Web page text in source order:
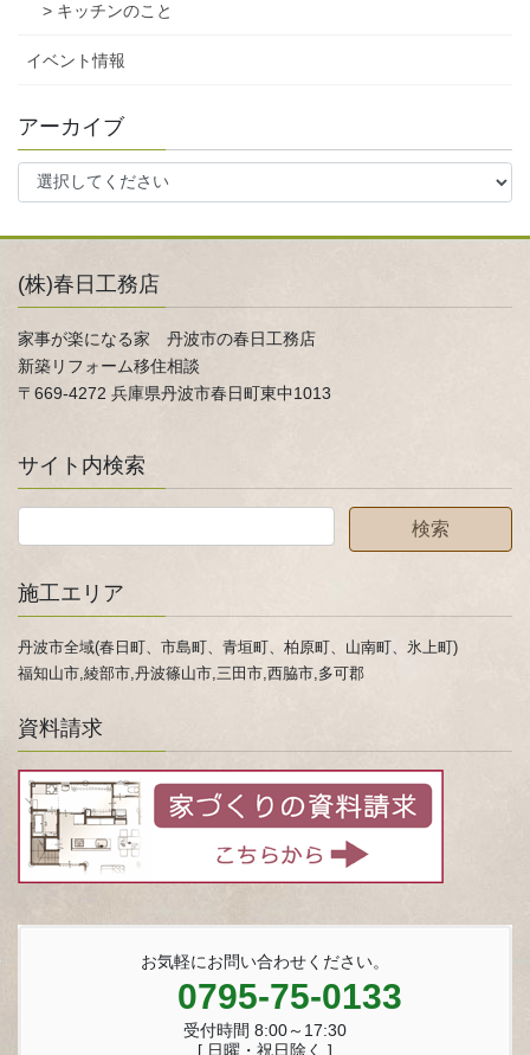
> キッチンのこと
イベント情報
アーカイブ
(株)春日工務店
家事が楽になる家 丹波市の春日工務店
新築リフォーム移住相談
〒669-4272 兵庫県丹波市春日町東中1013
サイト内検索
施工エリア
丹波市全域(春日町、市島町、青垣町、柏原町、山南町、氷上町)
福知山市,綾部市,丹波篠山市,三田市,西脇市,多可郡
資料請求
お気軽にお問い合わせください。
0795-75-0133
受付時間 8:00～17:30
[ 日曜・祝日除く ]